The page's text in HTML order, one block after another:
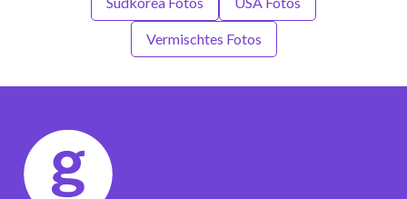
Vermischtes Fotos